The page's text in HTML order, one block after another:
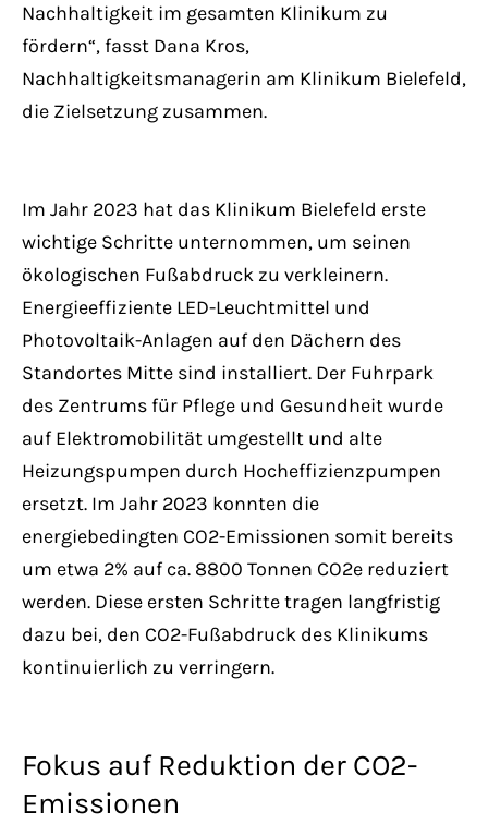
Nachhaltigkeit im gesamten Klinikum zu
fördern“, fasst Dana Kros,
Nachhaltigkeitsmanagerin am Klinikum Bielefeld,
die Zielsetzung zusammen.
Im Jahr 2023 hat das Klinikum Bielefeld erste
wichtige Schritte unternommen, um seinen
ökologischen Fußabdruck zu verkleinern.
Energieeffiziente LED-Leuchtmittel und
Photovoltaik-Anlagen auf den Dächern des
Standortes Mitte sind installiert. Der Fuhrpark
des Zentrums für Pflege und Gesundheit wurde
auf Elektromobilität umgestellt und alte
Heizungspumpen durch Hocheffizienzpumpen
ersetzt. Im Jahr 2023 konnten die
energiebedingten CO2-Emissionen somit bereits
um etwa 2% auf ca. 8800 Tonnen CO2e reduziert
werden. Diese ersten Schritte tragen langfristig
dazu bei, den CO2-Fußabdruck des Klinikums
kontinuierlich zu verringern.
Fokus auf Reduktion der CO2-
Emissionen